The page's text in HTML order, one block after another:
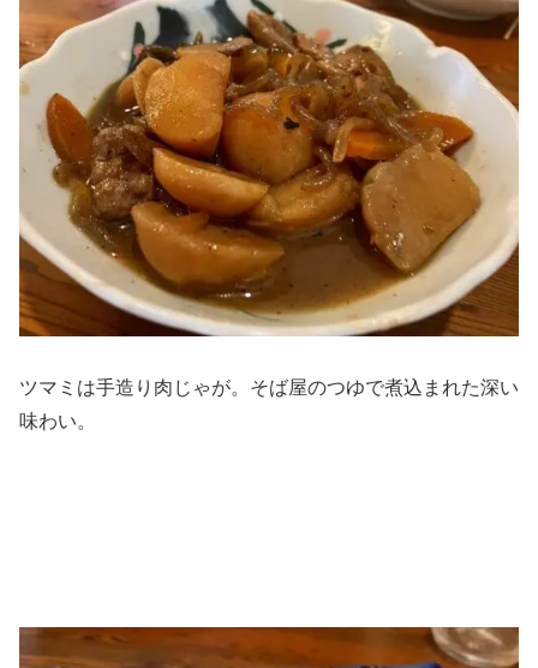
ツマミは手造り肉じゃが。そば屋のつゆで煮込まれた深い
味わい。